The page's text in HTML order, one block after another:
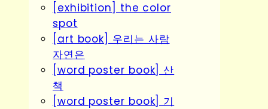
[exhibition] the color
spot
[art book] 우리는 사람
자연은
[word poster book] 산
책
[word poster book] 기